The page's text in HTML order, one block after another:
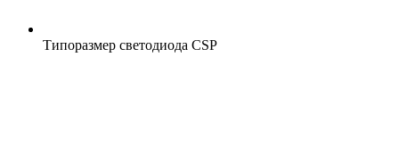
Типоразмер светодиода CSP